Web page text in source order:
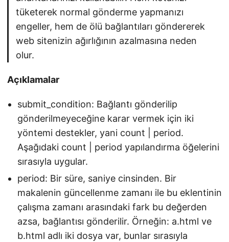
tüketerek normal gönderme yapmanızı
engeller, hem de ölü bağlantıları göndererek
web sitenizin ağırlığının azalmasına neden
olur.
Açıklamalar
submit_condition: Bağlantı gönderilip
gönderilmeyeceğine karar vermek için iki
yöntemi destekler, yani count | period.
Aşağıdaki count | period yapılandırma öğelerini
sırasıyla uygular.
period: Bir süre, saniye cinsinden. Bir
makalenin güncellenme zamanı ile bu eklentinin
çalışma zamanı arasındaki fark bu değerden
azsa, bağlantısı gönderilir. Örneğin: a.html ve
b.html adlı iki dosya var, bunlar sırasıyla